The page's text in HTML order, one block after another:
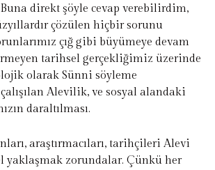
direkt şöyle cevap verebilirdim,
çözülen hiçbir sorunu
çığ gibi büyümeye devam
tarihsel gerçekliğimiz üzerinde
olarak Sünni söyleme
Alevilik, ve sosyal alandaki
daraltılması.
araştırmacıları, tarihçileri Alevi
zorundalar. Çünkü her